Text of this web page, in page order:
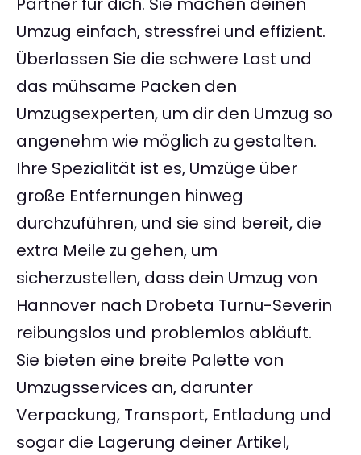
Umzug einfach, stressfrei und effizient.
Überlassen Sie die schwere Last und
das mühsame Packen den
Umzugsexperten, um dir den Umzug so
angenehm wie möglich zu gestalten.
Ihre Spezialität ist es, Umzüge über
große Entfernungen hinweg
durchzuführen, und sie sind bereit, die
extra Meile zu gehen, um
sicherzustellen, dass dein Umzug von
Hannover nach Drobeta Turnu-Severin
reibungslos und problemlos abläuft.
Sie bieten eine breite Palette von
Umzugsservices an, darunter
Verpackung, Transport, Entladung und
sogar die Lagerung deiner Artikel,